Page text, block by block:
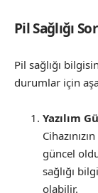
Pil Sağlığı
Pil sağlığı
durumlar için
Yazılım
güncel
sağlığı
olabilir.